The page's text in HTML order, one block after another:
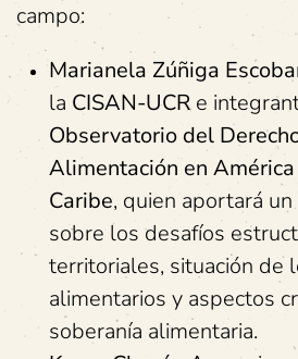
campo:
Marianela Zúñiga
la CISAN-UCRe
Observatorio del
Alimentación en
Caribe, quien aportará
sobre los desafíos
territoriales, situación de
alimentarios y aspectos
soberanía alimentaria.